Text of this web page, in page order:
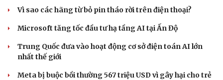
Vì sao các hãng từ bỏ pin tháo rời trên điện thoại?
Microsoft tăng tốc đầu tư hạ tầng AI tại Ấn Độ
Trung Quốc đưa vào hoạt động cơ sở điện toán AI lớn
nhất thế giới
Meta bị buộc bồi thường 567 triệu USD vì gây hại cho trẻ